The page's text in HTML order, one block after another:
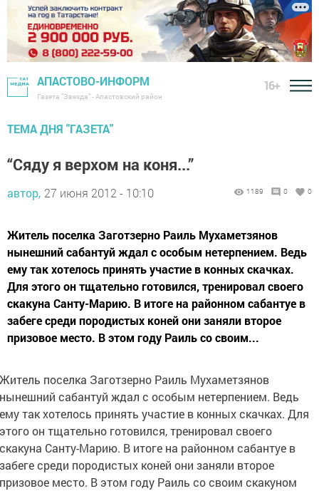
АПАСТОВО-ИНФОРМ
Газета "Звезда" - Апастовский район
16+
ТЕМА ДНЯ "ГАЗЕТА"
“Сяду я верхом на коня...”
автор, 27 июня 2012 - 10:10 1189 0 0
Житель поселка Заготзерно Раиль Мухаметзянов
нынешний сабантуй ждал с особым нетерпением. Ведь
ему так хотелось принять участие в конных скачках.
Для этого он тщательно готовился, тренировал своего
скакуна Санту-Марию. В итоге на районном сабантуе в
забеге среди породистых коней они заняли второе
призовое место. В этом году Раиль со своим...
поселка Заготзерно Раиль Мухаметзянов
сабантуй ждал с особым нетерпением. Ведь
так хотелось принять участие в конных скачках. Для
он тщательно готовился, тренировал своего
Санту-Марию. В итоге на районном сабантуе в
среди породистых коней они заняли второе
место. В этом году Раиль со своим скакуном